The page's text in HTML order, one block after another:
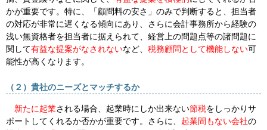
かが重要です。特に、「顧問料の安さ」のみで判断すると、担当者
の対応が非常に遅くなる傾向にあり、さらに会計事務所から経験の
浅い無資格者を担当者に据えられて、経営上の問題点等の諸問題に
関して有益な提案がなされないなど、 税務顧問として機能しない可
能性が高くなります。
（２）貴社のニーズとマッチするか
新たに起業される場合、起業時にしか出来ない節税をしっかりサ
ポートしてくれるか否かが重要です。さらに、 起業間もない会社の